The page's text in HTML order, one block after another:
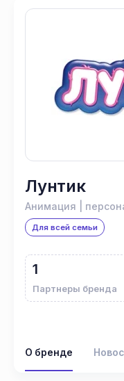
Лунтик
Анимация |
Для всей семьи
1
Партнеры бренда
О бренде